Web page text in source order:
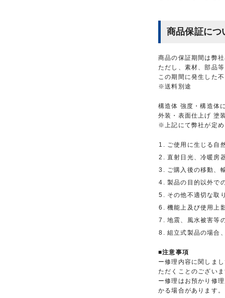
商品保証につ
商品の保証期間は弊
ただし、素材、部品
この期間に発生した
※送料別途
構造体 強度・構造
外装・表面仕上げ 塗
※上記にて弊社が定
ご使用に生じる自
直射日光、冷暖房
ご購入後の移動、
製品の目的以外で
その他不適切な取
機能上及び使用上
地震、風水被害等
組立式製品の場合
■注意事項
ー修理内容に関しま
ただくことのござい
ー修理はお預かり修
かる場合があります。